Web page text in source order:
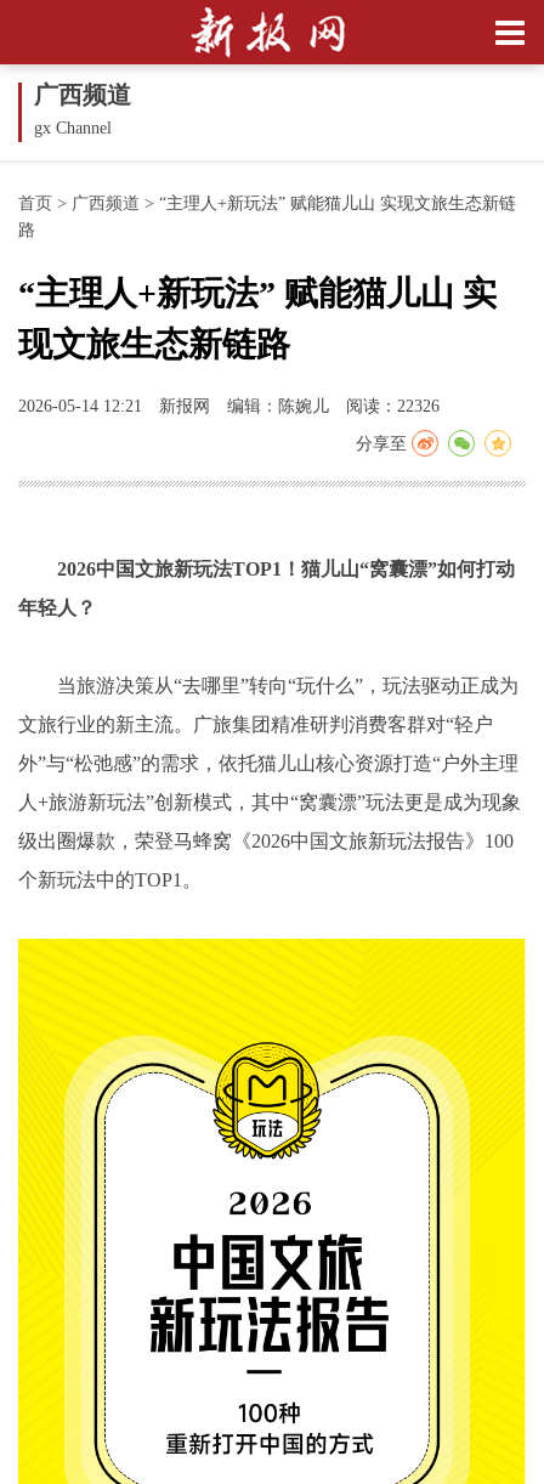
广西频道
gx Channel
首页 > 广西频道 > “主理人+新玩法” 赋能猫儿山 实现文旅生态新链
路
“主理人+新玩法” 赋能猫儿山 实
现文旅生态新链路
2026-05-14 12:21 新报网 编辑：陈婉儿 阅读：22326
分享至
2026中国文旅新玩法TOP1！猫儿山“窝囊漂”如何打动
年轻人？
当旅游决策从“去哪里”转向“玩什么”，玩法驱动正成为
文旅行业的新主流。广旅集团精准研判消费客群对“轻户
外”与“松弛感”的需求，依托猫儿山核心资源打造“户外主理
人+旅游新玩法”创新模式，其中“窝囊漂”玩法更是成为现象
级出圈爆款，荣登马蜂窝《2026中国文旅新玩法报告》100
个新玩法中的TOP1。